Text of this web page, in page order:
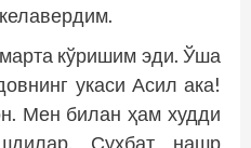
кўришим эди. Ўша
укаси Асил ака!
Мен билан ҳам худди
Суҳбат нашр